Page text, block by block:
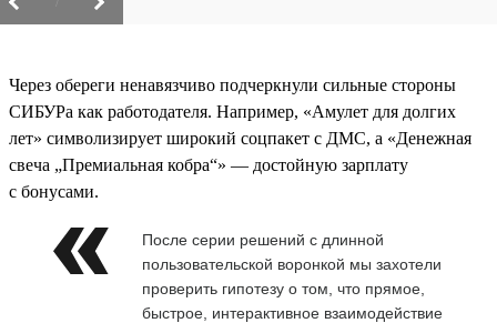
Через обереги ненавязчиво подчеркнули сильные стороны
СИБУРа как работодателя. Например, «Амулет для долгих
лет» символизирует широкий соцпакет с ДМС, а «Денежная
свеча „Премиальная кобра“» — достойную зарплату
с бонусами.
После серии решений с длинной
пользовательской воронкой мы захотели
проверить гипотезу о том, что прямое,
быстрое, интерактивное взаимодействие